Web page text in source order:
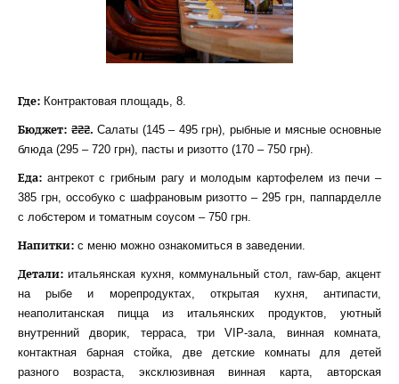
Где: Контрактовая площадь, 8.
Бюджет: ₴₴₴. Салаты (145 – 495 грн), рыбные и мясные основные
блюда (295 – 720 грн), пасты и ризотто (170 – 750 грн).
Еда: антрекот с грибным рагу и молодым картофелем из печи –
385 грн, оссобуко с шафрановым ризотто – 295 грн, паппарделле
с лобстером и томатным соусом – 750 грн.
Напитки: с меню можно ознакомиться в заведении.
Детали: итальянская кухня, коммунальный стол, raw-бар, акцент
на рыбе и морепродуктах, открытая кухня, антипасти,
неаполитанская пицца из итальянских продуктов, уютный
внутренний дворик, терраса, три VIP-зала, винная комната,
контактная барная стойка, две детские комнаты для детей
разного возраста, эксклюзивная винная карта, авторская